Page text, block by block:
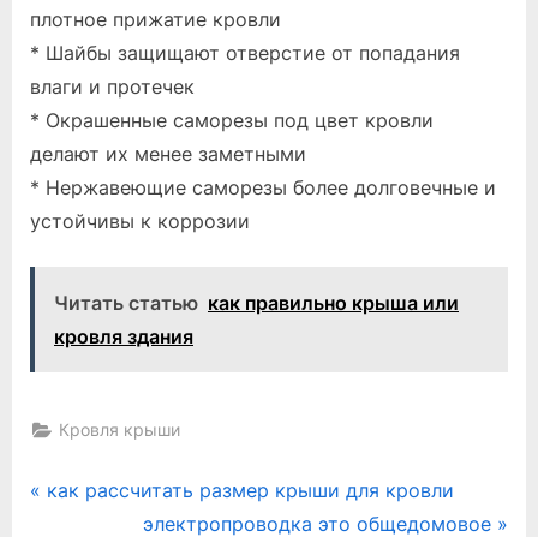
плотное прижатие кровли
* Шайбы защищают отверстие от попадания
влаги и протечек
* Окрашенные саморезы под цвет кровли
делают их менее заметными
* Нержавеющие саморезы более долговечные и
устойчивы к коррозии
Читать статью как правильно крыша или
кровля здания
Кровля крыши
Навигация
P
как рассчитать размер крыши для кровли
N
электропроводка это общедомовое